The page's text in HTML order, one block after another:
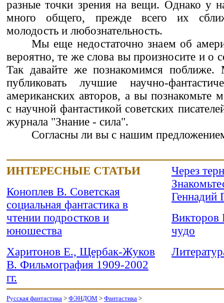
разные точки зрения на вещи. Однако у
много общего, прежде всего их
молодость и любознательность.
Мы еще недостаточно знаем об
вероятно, те же слова вы произносите и о
Так давайте же познакомимся
публиковать лучшие научно-
американских авторов, а вы познакомьте
с научной фантастикой советских
журнала "Знание - сила".
Согласны ли вы с нашим
ИНТЕРЕСНЫЕ СТАТЬИ
Коноплев В. Советская
социальная фантастика в
чтении подростков и
юношества
Харитонов Е., Щербак-Жуков
В. Фильмография 1909-2002
гг.
Через тернии к
Геннадий
Викторов
чудо
Русская фантастика > ФЭНДОМ > Фантастика >